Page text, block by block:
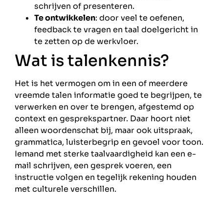
schrijven of presenteren.
Te ontwikkelen: door veel te oefenen,
feedback te vragen en taal doelgericht in
te zetten op de werkvloer.
Wat is talenkennis?
Het is het vermogen om in een of meerdere
vreemde talen informatie goed te begrijpen, te
verwerken en over te brengen, afgestemd op
context en gesprekspartner. Daar hoort niet
alleen woordenschat bij, maar ook uitspraak,
grammatica, luisterbegrip en gevoel voor toon.
Iemand met sterke taalvaardigheid kan een e-
mail schrijven, een gesprek voeren, een
instructie volgen en tegelijk rekening houden
met culturele verschillen.